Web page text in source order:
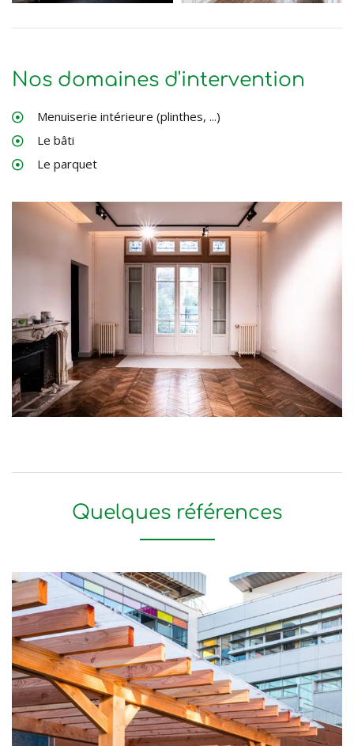
Nos domaines d'intervention
Menuiserie intérieure (plinthes, ...)
Le bâti
Le parquet
Quelques références
École les Colombiers à Issy-
les-Moulineaux (92)